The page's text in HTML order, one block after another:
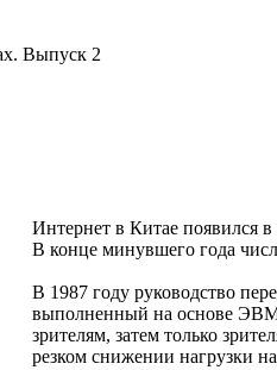
Выпуск 2
Интернет в Китае появился
В конце минувшего года
В 1987 году руководство
выполненный на основе ЭВМ
зрителям, затем только
резком снижении нагрузки